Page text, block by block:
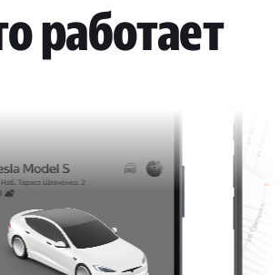
работает